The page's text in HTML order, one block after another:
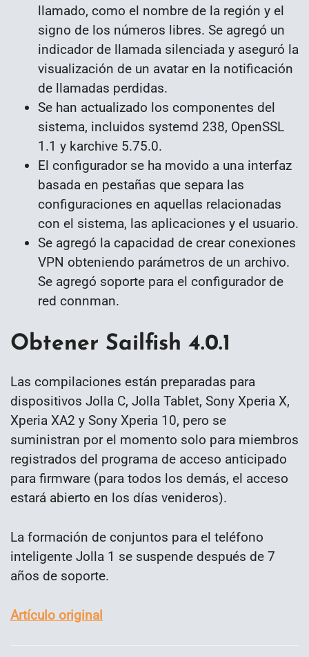
llamado, como el nombre de la región y el
signo de los números libres. Se agregó un
indicador de llamada silenciada y aseguró la
visualización de un avatar en la notificación
de llamadas perdidas.
Se han actualizado los componentes del
sistema, incluidos systemd 238, OpenSSL
1.1 y karchive 5.75.0.
El configurador se ha movido a una interfaz
basada en pestañas que separa las
configuraciones en aquellas relacionadas
con el sistema, las aplicaciones y el usuario.
Se agregó la capacidad de crear conexiones
VPN obteniendo parámetros de un archivo.
Se agregó soporte para el configurador de
red connman.
Obtener Sailfish 4.0.1
Las compilaciones están preparadas para
dispositivos Jolla C, Jolla Tablet, Sony Xperia X,
Xperia XA2 y Sony Xperia 10, pero se
suministran por el momento solo para miembros
registrados del programa de acceso anticipado
para firmware (para todos los demás, el acceso
estará abierto en los días venideros).
La formación de conjuntos para el teléfono
inteligente Jolla 1 se suspende después de 7
años de soporte.
Artículo original